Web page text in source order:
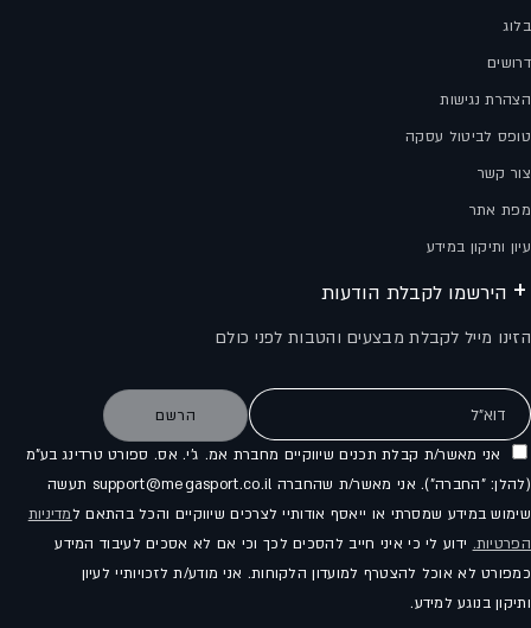
בלוג
דרושים
הצהרת נגישות
טופס לביטול עסקה
צור קשר
מפת אתר
עיון ותיקון במידע
הירשמו לקבלת הודעות
הזינו מייל לקבלת מבצעים והטבות לפני כולם
דוא"ל הרשם
אני מאשר/ת קבלת תכנים שיווקיים מחברת אמ. ג'י. אס. ספורט טרדינג בע"מ
(להלן: "החברה"). אני מאשר/ת שהחברה support@megasport.co.il תעשה
שימוש במידע שמסרתי או ייאסף אודותיי לצרכים שיווקיים והכל בהתאם למדיניות
הפרטיות. ידוע לי כי איני חייב להסכים לכך וכי אם לא אסכים לעיבוד המידע
כמפורט לא אוכל להצטרף למועדון הלקוחות. אני מודע/ת לזכויותיי לעיון
ותיקון בנוגע למידע.